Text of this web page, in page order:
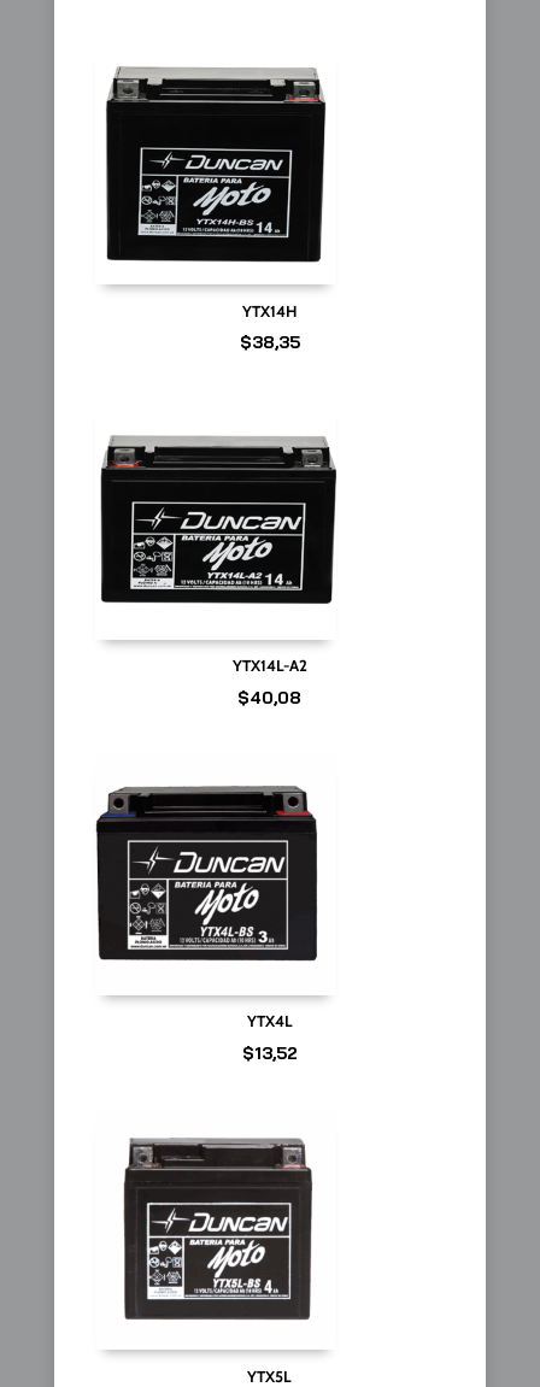
YTX14H
$38,35
YTX14L-A2
$40,08
YTX4L
$13,52
YTX5L